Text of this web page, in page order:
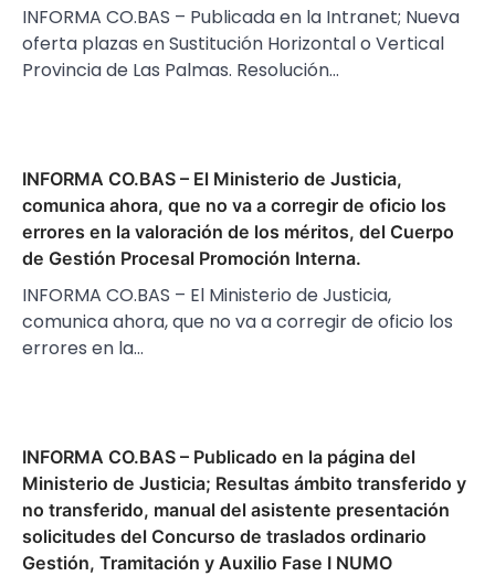
INFORMA CO.BAS – Publicada en la Intranet; Nueva
oferta plazas en Sustitución Horizontal o Vertical
Provincia de Las Palmas. Resolución…
INFORMA CO.BAS – El Ministerio de Justicia,
comunica ahora, que no va a corregir de oficio los
errores en la valoración de los méritos, del Cuerpo
de Gestión Procesal Promoción Interna.
INFORMA CO.BAS – El Ministerio de Justicia,
comunica ahora, que no va a corregir de oficio los
errores en la…
INFORMA CO.BAS – Publicado en la página del
Ministerio de Justicia; Resultas ámbito transferido y
no transferido, manual del asistente presentación
solicitudes del Concurso de traslados ordinario
Gestión, Tramitación y Auxilio Fase I NUMO